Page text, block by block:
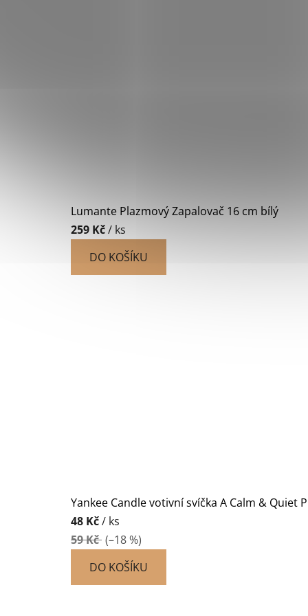
Lumante Plazmový Zapalovač 16 cm bílý
259 Kč/ ks
DO KOŠÍKU
Yankee Candle votivní svíčka A Calm & Quiet
48 Kč/ ks
59 Kč (–18 %)
DO KOŠÍKU